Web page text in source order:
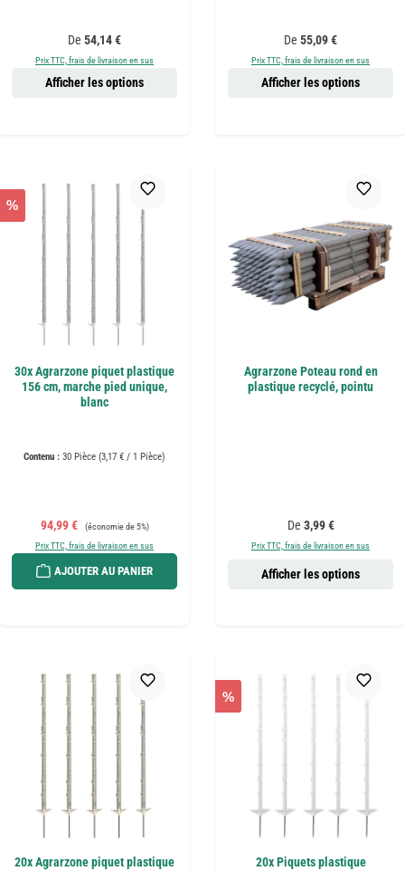
Prix régulier :
De 54,14 €
Prix TTC, frais de livraison en sus
Afficher les options
Prix régulier :
De 55,09 €
Prix TTC, frais de livraison en sus
Afficher les options
%
30x Agrarzone piquet plastique
156 cm, marche pied unique,
blanc
Contenu : 30 Pièce (3,17 € / 1 Pièce)
Prix de vente :
94,99 € Prix régulier :
(économie de 5%)
Prix TTC, frais de livraison en sus
AJOUTER AU PANIER
Agrarzone Poteau rond en
plastique recyclé, pointu
Prix régulier :
De 3,99 €
Prix TTC, frais de livraison en sus
Afficher les options
20x Agrarzone piquet plastique
%
20x Piquets plastique